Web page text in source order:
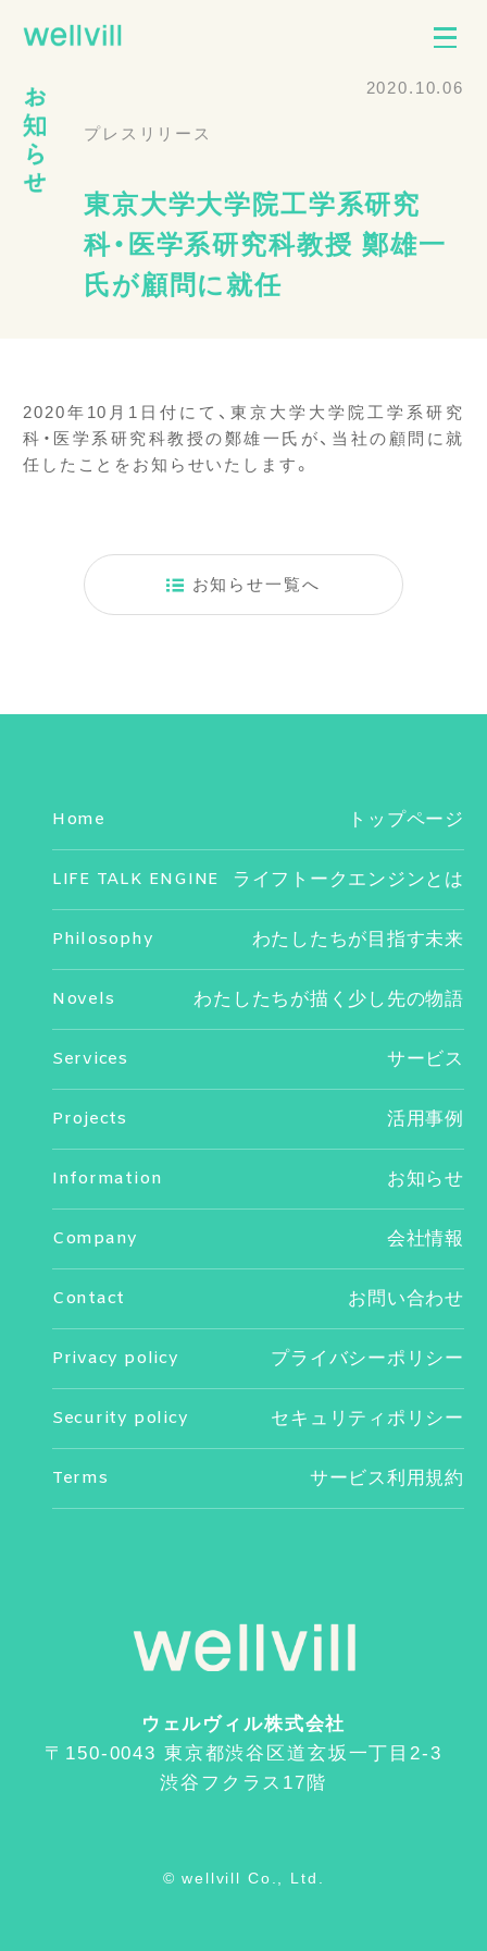
プレスリリース
2020.10.06
東京大学大学院工学系研究
科・医学系研究科教授 鄭雄一
氏が顧問に就任
2020年10月1日付にて、東京大学大学院工学系研究
科・医学系研究科教授の鄭雄一氏が、当社の顧問に就
任したことをお知らせいたします。
お知らせ一覧へ
Home トップページ
LIFE TALK ENGINE ライフトークエンジンとは
Philosophy わたしたちが目指す未来
Novels わたしたちが描く少し先の物語
Services サービス
Projects 活用事例
Information お知らせ
Company 会社情報
Contact お問い合わせ
Privacy policy プライバシーポリシー
Security policy セキュリティポリシー
Terms サービス利用規約
ウェルヴィル株式会社
〒150-0043 東京都渋谷区道玄坂一丁目2-3
渋谷フクラス17階
© wellvill Co., Ltd.